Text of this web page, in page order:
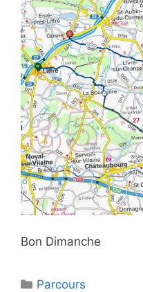
Bon Dimanche
Catégories
Parcours